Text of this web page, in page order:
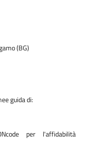
(BG)
guida di:
per l'affidabilità